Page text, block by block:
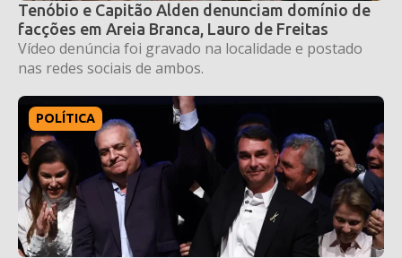
Tenóbio e Capitão Alden denunciam domínio de
facções em Areia Branca, Lauro de Freitas
Vídeo denúncia foi gravado na localidade e postado
nas redes sociais de ambos.
POLÍTICA